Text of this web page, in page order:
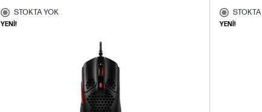
STOKTA YOK
YENİ! YENİ!